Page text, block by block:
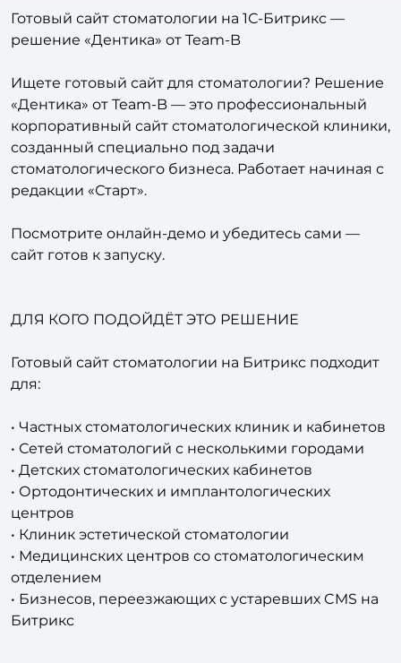
решение «Дентика» от Team-B
Ищете готовый сайт для стоматологии? Решение
«Дентика» от Team-B — это профессиональный
корпоративный сайт стоматологической клиники,
созданный специально под задачи
стоматологического бизнеса. Работает начиная с
Посмотрите онлайн-демо и убедитесь сами —
сайт готов к запуску.
Готовый сайт стоматологии на Битрикс подходит
для:
• Сетей стоматологий с несколькими городами
• Детских стоматологических кабинетов
• Ортодонтических и имплантологических
центров
• Клиник эстетической стоматологии
• Медицинских центров со стоматологическим
отделением
• Бизнесов, переезжающих с устаревших CMS на
Битрикс